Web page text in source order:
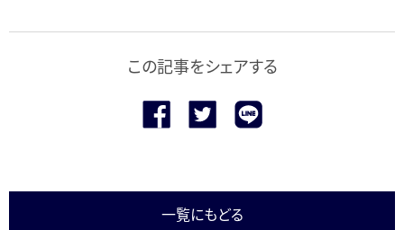
この記事をシェアする
一覧にもどる